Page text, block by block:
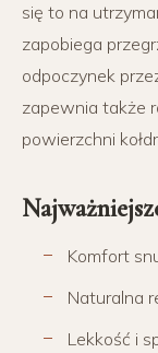
się to na
zapobiega
odpoczynek
zapewnia także
powierzchni
Komfort
Naturalna
Lekkość i